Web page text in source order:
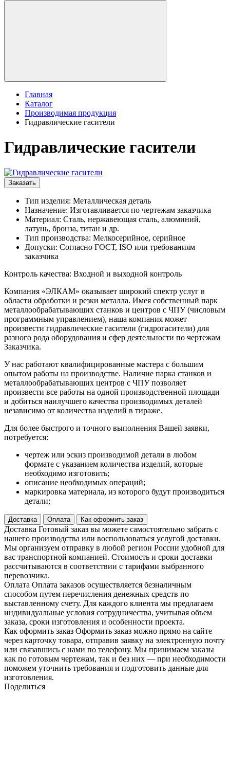
Главная
Каталог
Производимая продукция
Гидравлические гасители
Гидравлические гасители
Заказать
Тип изделия: Металлическая деталь
Назначение: Изготавливается по чертежам заказчика
Материал: Сталь, нержавеющая сталь, алюминий,
латунь, бронза, титан и др.
Тип производства: Мелкосерийное, серийное
Допуски: Согласно ГОСТ, ISO или требованиям
заказчика
Контроль качества: Входной и выходной контроль
Компания «ЭЛКАМ» оказывает широкий спектр услуг в
области обработки и резки металла. Имея собственный парк
металлообрабатывающих станков и центров с ЧПУ (числовым
программным управлением), наша компания может
произвести гидравлические гасители (гидрогасители) для
разного рода оборудования и сфер деятельности по чертежам
Заказчика.
У нас работают квалифицированные мастера с большим
опытом работы на производстве. Наличие парка станков и
металлообрабатывающих центров с ЧПУ позволяет
произвести все работы на одной производственной площади
и добиться наилучшего качества производимых деталей
независимо от количества изделий в тираже.
Для более быстрого и точного выполнения Вашей заявки,
потребуется:
чертеж или эскиз производимой детали в любом
формате с указанием количества изделий, которые
необходимо изготовить;
описание необходимых операций;
маркировка материала, из которого будут производиться
детали;
Доставка Оплата Как оформить заказ
Доставка Готовый заказ вы можете самостоятельно забрать с
нашего производства или воспользоваться услугой доставки.
Мы организуем отправку в любой регион России удобной для
вас транспортной компанией. Стоимость и сроки доставки
рассчитываются в соответствии с тарифами выбранного
перевозчика.
Оплата Оплата заказов осуществляется безналичным
способом путем перечисления денежных средств по
выставленному счету. Для каждого клиента мы предлагаем
индивидуальные условия сотрудничества, учитывая объем
заказа, сроки изготовления и особенности проекта.
Как оформить заказ Оформить заказ можно прямо на сайте
через карточку товара, отправив заявку на электронную почту
или связавшись с нами по телефону. Мы принимаем заказы
как по готовым чертежам, так и без них — при необходимости
поможем уточнить требования и подготовить данные для
изготовления.
Поделиться